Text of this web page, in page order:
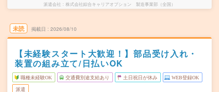
派遣会社 株式会社綜合キャリアオプション 製造事業部（全国）
未読 掲載日 2026/08/10
【未経験スタート大歓迎！】部品受け入れ・
装置の組み立て/日払いOK
職種未経験OK 交通費別途支給あり 土日祝日が休み WEB登録OK
派遣